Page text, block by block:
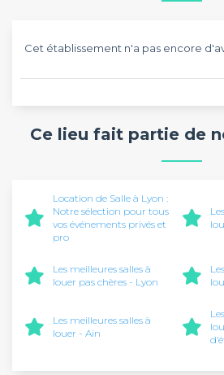
Cet établissement n'a pas encore
Ce lieu fait partie de
Location de Salle à Lyon :
Notre sélection pour tous
vos événements privés et
pro
Les meilleures salles à
louer pas chères - Lyon
Les meilleures salles à
louer - Ain